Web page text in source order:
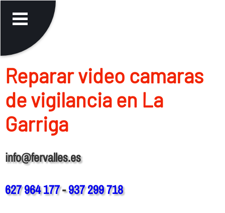
Reparar video camaras
de vigilancia en La
Garriga
info@fervalles.es
627 964 177-937 299 718